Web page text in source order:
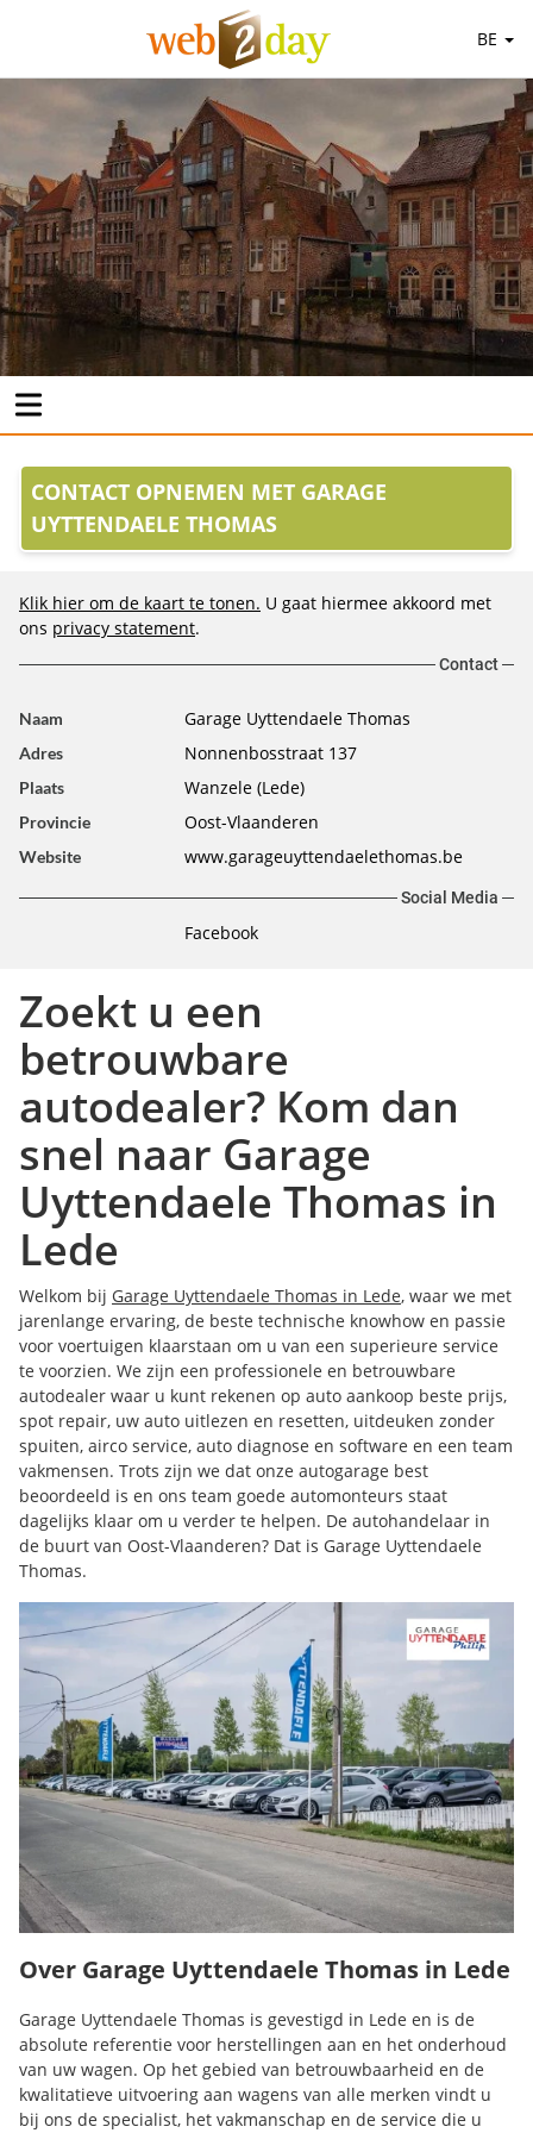
BE
CONTACT OPNEMEN MET GARAGE
UYTTENDAELE THOMAS
Klik hier om de kaart te tonen. U gaat hiermee akkoord met
ons privacy statement.
Contact
Naam Garage Uyttendaele Thomas
Adres Nonnenbosstraat 137
Plaats Wanzele (Lede)
Provincie Oost-Vlaanderen
Website www.garageuyttendaelethomas.be
Social Media
Facebook
Zoekt u een
betrouwbare
autodealer? Kom dan
snel naar Garage
Uyttendaele Thomas in
Lede
Welkom bij Garage Uyttendaele Thomas in Lede, waar we met
jarenlange ervaring, de beste technische knowhow en passie
voor voertuigen klaarstaan om u van een superieure service
te voorzien. We zijn een professionele en betrouwbare
autodealer waar u kunt rekenen op auto aankoop beste prijs,
spot repair, uw auto uitlezen en resetten, uitdeuken zonder
spuiten, airco service, auto diagnose en software en een team
vakmensen. Trots zijn we dat onze autogarage best
beoordeeld is en ons team goede automonteurs staat
dagelijks klaar om u verder te helpen. De autohandelaar in
de buurt van Oost-Vlaanderen? Dat is Garage Uyttendaele
Thomas.
Over Garage Uyttendaele Thomas in Lede
Garage Uyttendaele Thomas is gevestigd in Lede en is de
absolute referentie voor herstellingen aan en het onderhoud
van uw wagen. Op het gebied van betrouwbaarheid en de
kwalitatieve uitvoering aan wagens van alle merken vindt u
bij ons de specialist, het vakmanschap en de service die u